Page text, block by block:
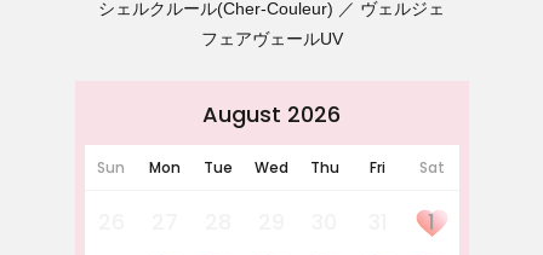
シェルクルール(Cher-Couleur)
ヴェルジェ
フェアヴェールUV
August 2026
Sun Mon Tue Wed Thu Fri Sat
1